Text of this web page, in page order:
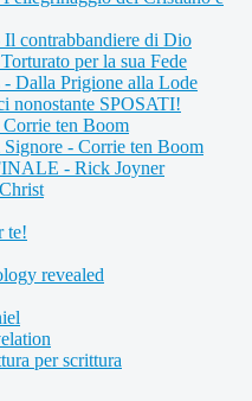
contrabbandiere di Dio
per la sua Fede
Dalla Prigione alla Lode
nonostante SPOSATI!
ten Boom
Signore - Corrie ten Boom
- Rick Joyner
te!
revealed
per scrittura